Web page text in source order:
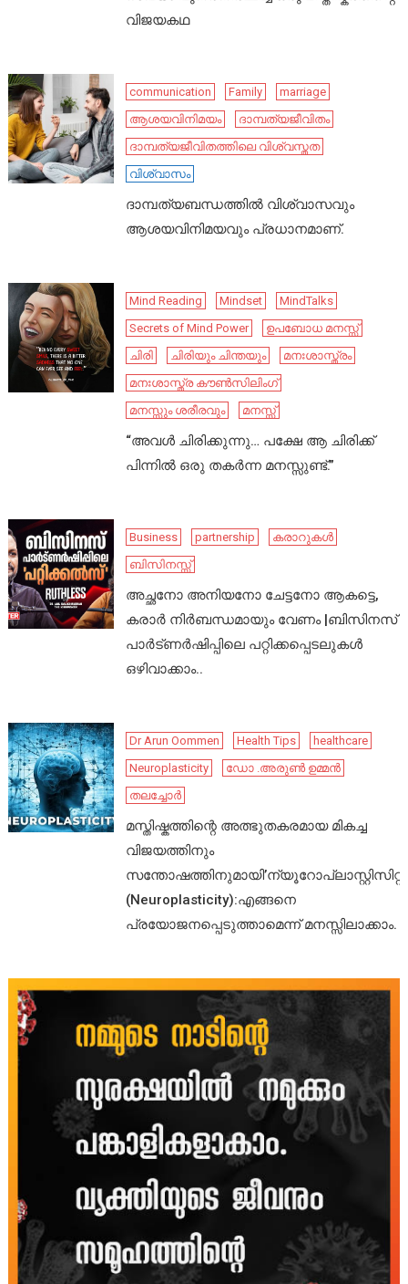
വിജയകഥ
communication Family
marriage
ആശയവിനിമയം
ദാമ്പത്യജീവിതം
ദാമ്പത്യജീവിതത്തിലെ വിശ്വസ്തത
വിശ്വാസം
ദാമ്പത്യബന്ധത്തിൽ വിശ്വാസവും
ആശയവിനിമയവും പ്രധാനമാണ്.
Mind Reading Mindset
MindTalks
Secrets of Mind Power
ഉപബോധ മനസ്സ്
ചിരി
ചിരിയും ചിന്തയും
മനഃശാസ്ത്രം
മനഃശാസ്ത്ര കൗൺസിലിംഗ്
മനസ്സും ശരീരവും
മനസ്സ്
“അവൾ ചിരിക്കുന്നു… പക്ഷേ ആ ചിരിക്ക്
പിന്നിൽ ഒരു തകർന്ന മനസ്സുണ്ട്.”
Business partnership
കരാറുകൾ
ബിസിനസ്സ്
അച്ഛനോ അനിയനോ ചേട്ടനോ ആകട്ടെ,
കരാർ നിർബന്ധമായും വേണം |ബിസിനസ്
പാർട്ണർഷിപ്പിലെ പറ്റിക്കപ്പെടലുകൾ
ഒഴിവാക്കാം..
Dr Arun Oommen Health Tips
healthcare
Neuroplasticity
ഡോ .അരുൺ ഉമ്മൻ
തലച്ചോർ
മസ്തിഷ്കത്തിന്റെ അത്ഭുതകരമായ മികച്ച
വിജയത്തിനും
സന്തോഷത്തിനുമായി’ന്യൂറോപ്ലാസ്റ്റിസിറ്റി’
(Neuroplasticity):എങ്ങനെ
പ്രയോജനപ്പെടുത്താമെന്ന് മനസ്സിലാക്കാം.